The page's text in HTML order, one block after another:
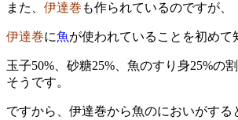
また、 伊達巻 も作られているのですが、
伊達巻に魚が使われていることを初めて
玉子50%、砂糖25%、魚のすり身25%の
そうです。
ですから、伊達巻から魚のにおいがする